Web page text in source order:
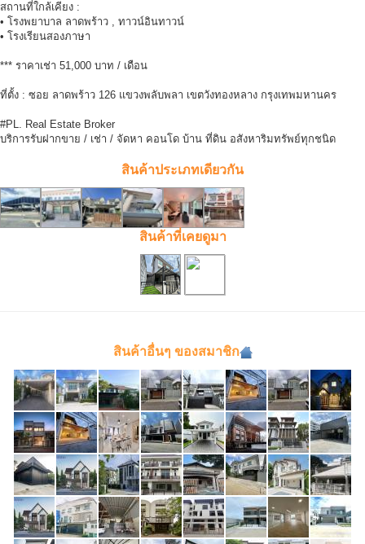
สถานที่ใกล้เคียง :
• โรงพยาบาล ลาดพร้าว , ทาวน์อินทาวน์
• โรงเรียนสองภาษา
*** ราคาเช่า 51,000 บาท / เดือน
ที่ตั้ง : ซอย ลาดพร้าว 126 แขวงพลับพลา เขตวังทองหลาง กรุงเทพมหานคร
#PL. Real Estate Broker
บริการรับฝากขาย / เช่า / จัดหา คอนโด บ้าน ที่ดิน อสังหาริมทรัพย์ทุกชนิด
สินค้าประเภทเดียวกัน
สินค้าที่เคยดูมา
สินค้าอื่นๆ ของสมาชิก